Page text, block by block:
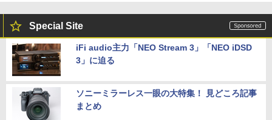
Special Site
iFi audio主力「NEO Stream 3」「NEO iDSD
3」に迫る
ソニーミラーレス一眼の大特集！ 見どころ記事
まとめ